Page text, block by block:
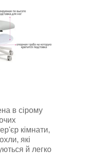
в сірому
кімнати,
які
й легко